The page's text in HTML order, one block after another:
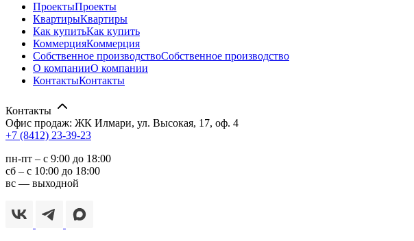
ПроектыПроекты
КвартирыКвартиры
Как купитьКак купить
КоммерцияКоммерция
Собственное производствоСобственное производство
О компанииО компании
КонтактыКонтакты
Контакты
Офис продаж: ЖК Илмари, ул. Высокая, 17, оф. 4
+7 (8412) 23-39-23
пн-пт – с 9:00 до 18:00
сб – с 10:00 до 18:00
вс — выходной